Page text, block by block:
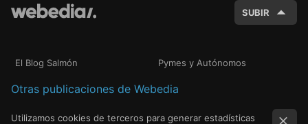
SUBIR
El Blog Salmón Pymes y Autónomos
Otras publicaciones de Webedia
Utilizamos cookies de terceros para generar estadísticas